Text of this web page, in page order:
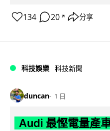
134 20 ↗ 分享
科技娛樂 科技新聞
duncan 1 日
Audi 最慳電量產